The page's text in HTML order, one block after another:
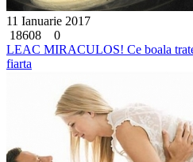
11 Ianuarie 2017
18608
0
LEAC MIRACULOS! Ce boala
fiarta